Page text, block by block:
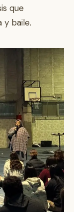
que
y baile.